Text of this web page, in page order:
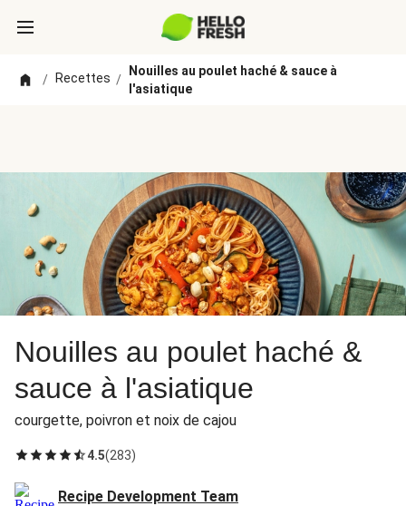
/ Recettes /
Nouilles au poulet haché & sauce à
l'asiatique
Nouilles au poulet haché &
sauce à l'asiatique
courgette, poivron et noix de cajou
4.5(283)
Recipe Development Team